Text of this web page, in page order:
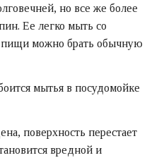
но все же более
Ее легко мыть со
пищи можно брать обычную
мытья в посудомойке
поверхность перестает
вредной и